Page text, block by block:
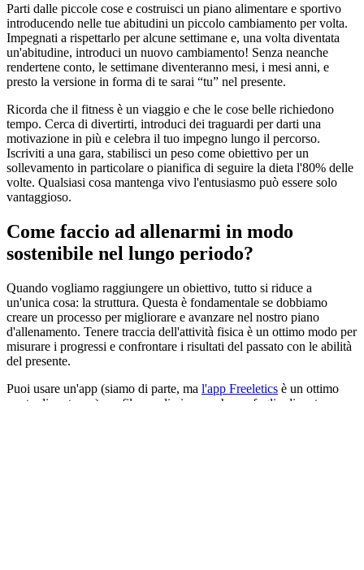
Parti dalle piccole cose e costruisci un piano alimentare e sportivo
introducendo nelle tue abitudini un piccolo cambiamento per volta.
Impegnati a rispettarlo per alcune settimane e, una volta diventata
un'abitudine, introduci un nuovo cambiamento! Senza neanche
rendertene conto, le settimane diventeranno mesi, i mesi anni, e
presto la versione in forma di te sarai “tu” nel presente.
Ricorda che il fitness è un viaggio e che le cose belle richiedono
tempo. Cerca di divertirti, introduci dei traguardi per darti una
motivazione in più e celebra il tuo impegno lungo il percorso.
Iscriviti a una gara, stabilisci un peso come obiettivo per un
sollevamento in particolare o pianifica di seguire la dieta l'80% delle
volte. Qualsiasi cosa mantenga vivo l'entusiasmo può essere solo
vantaggioso.
Come faccio ad allenarmi in modo
sostenibile nel lungo periodo?
Quando vogliamo raggiungere un obiettivo, tutto si riduce a
un'unica cosa: la struttura. Questa è fondamentale se dobbiamo
creare un processo per migliorare e avanzare nel nostro piano
d'allenamento. Tenere traccia dell'attività fisica è un ottimo modo per
misurare i progressi e confrontare i risultati del passato con le abilità
del presente.
Puoi usare un'app (siamo di parte, ma l'app Freeletics è un ottimo
punto di partenza), un file, un diario o anche un foglio di carta.